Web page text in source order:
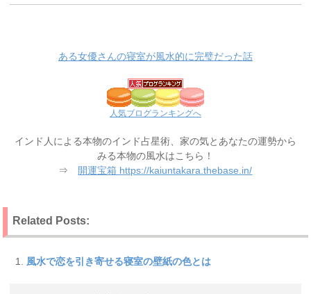
ある女優さんの寝室が風水的に完璧だった話
人気ブログランキングへ
インド人による本物のインド占星術、家の気とあなたの運勢から
みる本物の風水はこちら！
⇒ 開運宝箱 https://kaiuntakara.thebase.in/
Related Posts:
風水で恋を引き寄せる寝室の壁紙の色とは